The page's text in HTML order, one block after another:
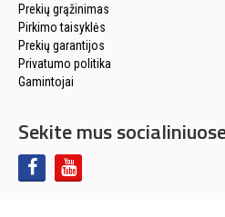
Prekių grąžinimas
Pirkimo taisyklės
Prekių garantijos
Privatumo politika
Gamintojai
Sekite mus